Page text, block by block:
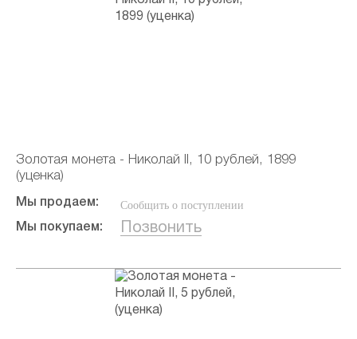
Золотая монета - Николай II, 10 рублей, 1899
(уценка)
Мы продаем: Сообщить о поступлении
Мы покупаем: Позвонить